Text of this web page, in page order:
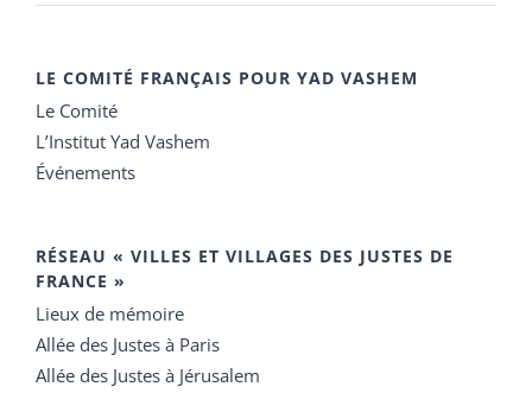
LE COMITÉ FRANÇAIS POUR YAD VASHEM
Le Comité
L’Institut Yad Vashem
Événements
RÉSEAU « VILLES ET VILLAGES DES JUSTES DE
FRANCE »
Lieux de mémoire
Allée des Justes à Paris
Allée des Justes à Jérusalem